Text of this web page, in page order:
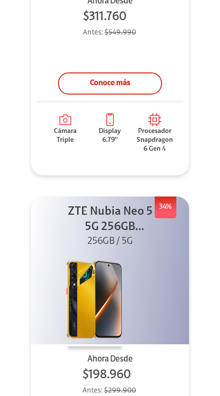
$311.760
Antes:$549.990
Conoce más
Cámara
Triple
Display
6.79''
Procesador
Snapdragon
6 Gen 4
34%
ZTE Nubia Neo 5
5G 256GB
Dorado
256GB / 5G
Ahora Desde
$198.960
Antes: $299.900